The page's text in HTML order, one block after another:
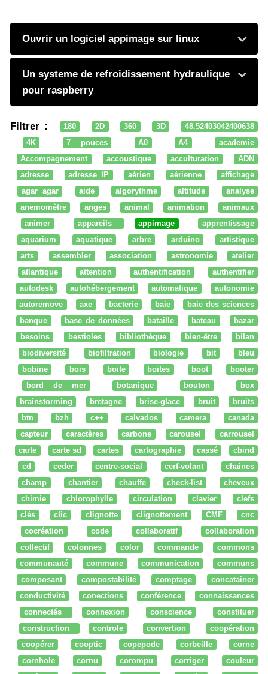
Ouvrir un logiciel appimage sur linux
Un systeme de refroidissement hydraulique
pour raspberry
Filtrer : 180 2D 360 3D
48.52403042400638
4K
7 pouces A0 A4
academie
Accompagnement
accoustique acculturation
ADN
adresse
adresse IP aérien aérienne
affichage
agar agar
aide algorythme altitude
analyse
anemomètre
anges animal animation
animaux
animer
appareils appimage
apprentissage
aquarium
aquatique arbre arduino
artistique
arts
assembler association astronomie
atelier
atlantique
attention authentification
authentifier
autodesk
autohébergement automatique
autonomie
autoremove
axe bacterie baie
baie des sciences
banque
base de données bataille bateau
bazar
besoins
bestioles bibliothèque bien-être
bilan
biodiversité
biofiltration biologie bit
bleu
bobine
bois boite boites boot
booter
bord de mer
botanique bouton
box
brainstorming
bretagne brise-glace bruit
bruits
btn
bzh c++ calvados camera
canada
capteur
caractères carbone carousel
carrousel
carte
carte sd cartes cartographie cassé
cbind
cd
ceder centre-social cerf-volant
chaines
champ
chantier chauffe check-list
cheveux
chimie
chlorophylle circulation clavier
clefs
clés
clic clignotte clignottement CMF
cnc
cocréation
code collaboratif
collaboration
collectif
colonnes color commande
commons
communauté
commune communication
communs
composant
compostabilité comptage
concatainer
conductivité
conections conférence
connaissances
connectés
connexion conscience
constituer
construction
controle convertion
coopération
coopérer
cooptic copepode corbeille
corne
cornhole
cornu corompu corriger
couleur